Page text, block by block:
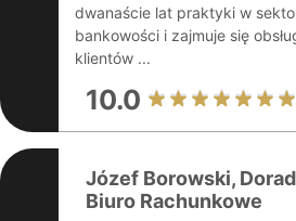
dwanaście lat praktyki w
bankowości i zajmuje się
klientów ...
10.0
Józef Borowski,
Biuro Rachunkowe